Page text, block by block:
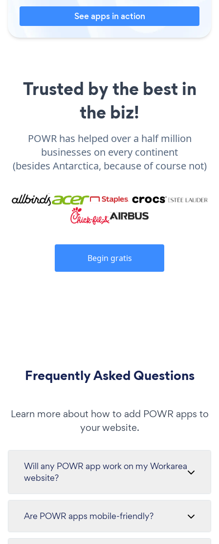
See apps in action
Trusted by the best in
the biz!
POWR has helped over a half million
businesses on every continent
(besides Antarctica, because of course not)
Begin gratis
Frequently Asked Questions
Learn more about how to add POWR apps to
your website.
Will any POWR app work on my Workarea
website?
Are POWR apps mobile-friendly?